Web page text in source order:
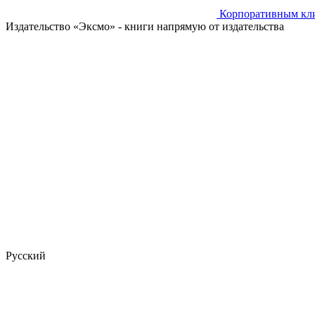
Корпоративным
Издательство «Эксмо» - книги напрямую от издательства
Русский